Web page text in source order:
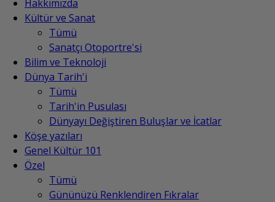
Hakkımızda
Kültür ve Sanat
Tümü
Sanatçı Otoportre'si
Bilim ve Teknoloji
Dünya Tarih'i
Tümü
Tarih'in Pusulası
Dünyayı Değiştiren Buluşlar ve İcatlar
Köşe yazıları
Genel Kültür 101
Özel
Tümü
Gününüzü Renklendiren Fıkralar